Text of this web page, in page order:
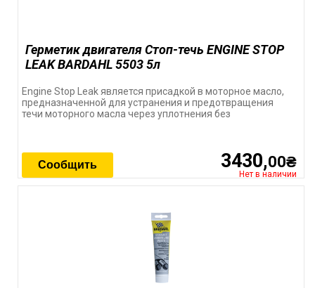
Герметик двигателя Стоп-течь ENGINE STOP
LEAK BARDAHL 5503 5л
Engine Stop Leak является присадкой в моторное масло,
предназначенной для устранения и предотвращения
течи моторного масла через уплотнения без
3430,00₴
Нет в наличии
Сообщить